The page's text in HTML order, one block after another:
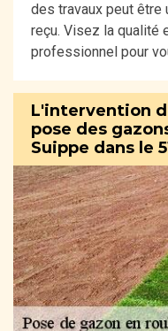
des travaux peut être
reçu. Visez la qualité
professionnel pour
L'intervention
pose des
Suippe dans le